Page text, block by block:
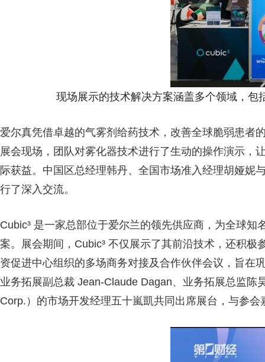
现场展示的技术解决方案涵盖多个领域，包
爱尔真凭借卓越的气雾剂给药技术，改善全球脆弱患者
展会现场，团队对雾化器技术进行了生动的操作演示，
际获益。中国区总经理韩丹、全国市场准入经理胡娅妮
行了深入交流。
Cubic³ 是一家总部位于爱尔兰的领先供应商，为全球
案。展会期间，Cubic³ 不仅展示了其前沿技术，还积
资促进中心组织的多场商务对接及合作伙伴会议，旨在
业务拓展副总裁 Jean-Claude Dagan、业务拓展总监陈
Corp.）的市场开发经理五十嵐凱共同出席展台，与参